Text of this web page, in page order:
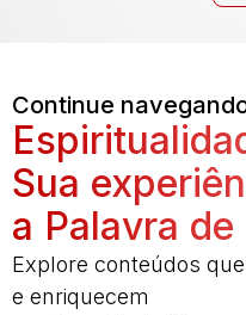
Continue
Sua
a Palavra de
Explore conteúdos
e enriquecem